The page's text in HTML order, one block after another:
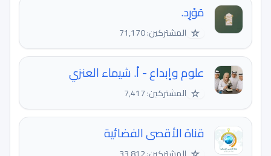
مَوْرِد.
☆ المشتركين: 71,170
علوم وإبداع - أ. شيماء العنزي
☆ المشتركين: 7,417
قناة الأقصى الفضائية